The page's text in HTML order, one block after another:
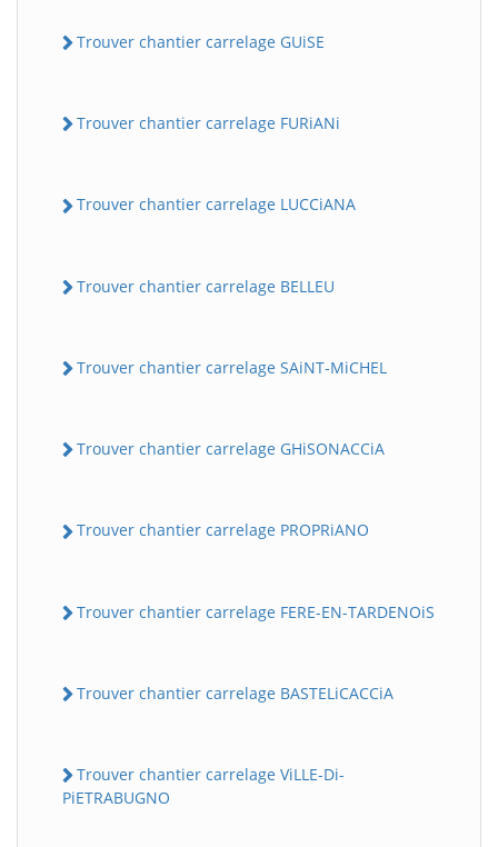
Trouver chantier carrelage GUiSE
Trouver chantier carrelage FURiANi
Trouver chantier carrelage LUCCiANA
Trouver chantier carrelage BELLEU
Trouver chantier carrelage SAiNT-MiCHEL
Trouver chantier carrelage GHiSONACCiA
Trouver chantier carrelage PROPRiANO
Trouver chantier carrelage FERE-EN-TARDENOiS
Trouver chantier carrelage BASTELiCACCiA
Trouver chantier carrelage ViLLE-Di-
PiETRABUGNO